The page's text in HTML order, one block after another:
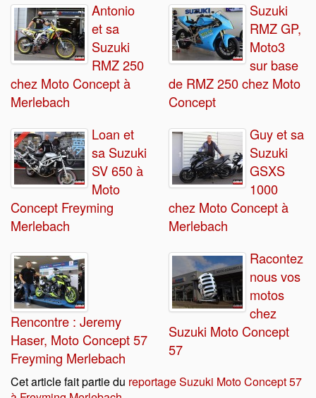
Antonio
et sa
Suzuki
RMZ 250
chez Moto Concept à
Merlebach
Suzuki
RMZ GP,
Moto3
sur base
de RMZ 250 chez Moto
Concept
Loan et
sa Suzuki
SV 650 à
Moto
Concept Freyming
Merlebach
Guy et sa
Suzuki
GSXS
1000
chez Moto Concept à
Merlebach
Rencontre : Jeremy
Haser, Moto Concept 57
Freyming Merlebach
Racontez
nous vos
motos
chez
Suzuki Moto Concept
57
Cet article fait partie du reportage Suzuki Moto Concept 57